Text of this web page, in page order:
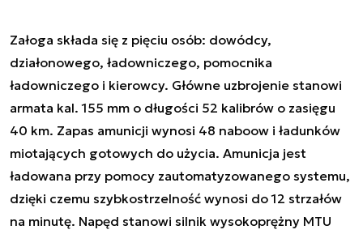
Załoga składa się z pięciu osób: dowódcy,
działonowego, ładowniczego, pomocnika
ładowniczego i kierowcy. Główne uzbrojenie stanowi
armata kal. 155 mm o długości 52 kalibrów o zasięgu
40 km. Zapas amunicji wynosi 48 naboow i ładunków
miotających gotowych do użycia. Amunicja jest
ładowana przy pomocy zautomatyzowanego systemu,
dzięki czemu szybkostrzelność wynosi do 12 strzałów
na minutę. Napęd stanowi silnik wysokoprężny MTU